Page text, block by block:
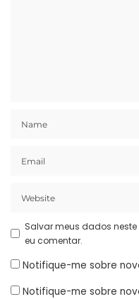
Salvar meus dados
eu comentar.
Notifique-me sobre
Notifique-me sobre